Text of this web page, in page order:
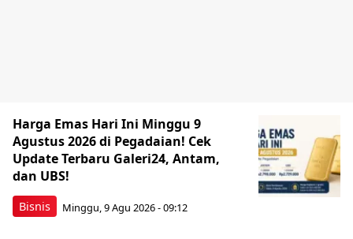
Bisnis
Harga Emas Hari Ini Minggu 9
Agustus 2026 di Pegadaian! Cek
Update Terbaru Galeri24, Antam,
dan UBS!
Minggu, 9 Agu 2026 - 09:12